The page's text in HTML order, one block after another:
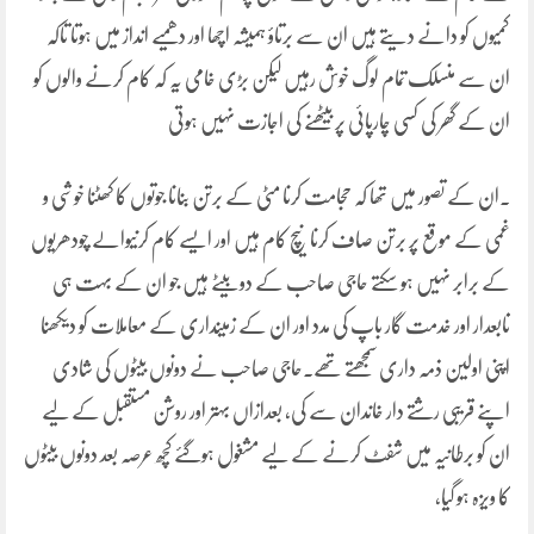
کمیوں کو دانے دیتے ہیں ان سے برتاؤ ہمیشہ اچھا اور دھمیے انداز میں ہوتا تاکہ
ان سے منسلک تمام لوگ خوش رہیں لیکن بڑی خامی یہ کہ کام کرنے والوں کو
ان کے گھر کی کسی چارپائی پر بیٹھنے کی اجازت نہیں ہوتی
۔ان کے تصور میں تھا کہ حجامت کرنا مٹی کے برتن بنانا جوتوں کا کھٹنا خوشی و
غمی کے موقع پر برتن صاف کرنا نیچ کام ہیں اور ایسے کام کرنیوالے چودھریوں
کے برابر نہیں ہو سکتے حاجی صاحب کے دو بیٹے ہیں جو ان کے بہت ہی
تابعدار اور خدمت گار باپ کی مدد اور ان کے زمینداری کے معاملات کو دیکھنا
اپنی اولین ذمہ داری سمجھتے تھے۔حاجی صاحب نے دونوں بیٹوں کی شادی
اپنے قریبی رشتے دار خاندان سے کی، بعدازاں بہتر اور روشن مستقبل کے لیے
ان کو برطانیہ میں شفٹ کرنے کے لیے مشغول ہوگئے کچھ عرصہ بعد دونوں بیٹوں
کا ویزہ ہو گیا,